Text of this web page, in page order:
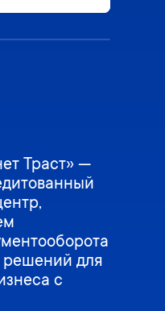
Траст» —
решений для
с